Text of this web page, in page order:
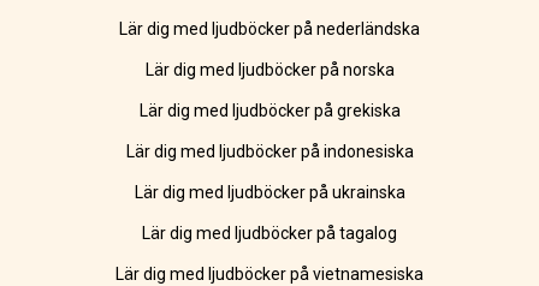
Lär dig med ljudböcker på nederländska
Lär dig med ljudböcker på norska
Lär dig med ljudböcker på grekiska
Lär dig med ljudböcker på indonesiska
Lär dig med ljudböcker på ukrainska
Lär dig med ljudböcker på tagalog
Lär dig med ljudböcker på vietnamesiska